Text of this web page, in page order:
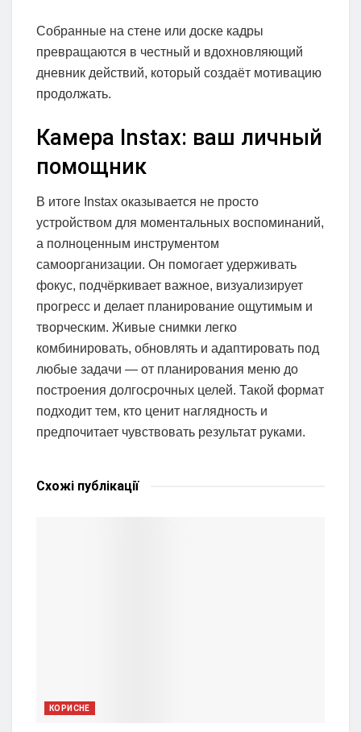
Собранные на стене или доске кадры
превращаются в честный и вдохновляющий
дневник действий, который создаёт мотивацию
продолжать.
Камера Instax: ваш личный
помощник
В итоге Instax оказывается не просто
устройством для моментальных воспоминаний,
а полноценным инструментом
самоорганизации. Он помогает удерживать
фокус, подчёркивает важное, визуализирует
прогресс и делает планирование ощутимым и
творческим. Живые снимки легко
комбинировать, обновлять и адаптировать под
любые задачи — от планирования меню до
построения долгосрочных целей. Такой формат
подходит тем, кто ценит наглядность и
предпочитает чувствовать результат руками.
Схожі публікації
КОРИСНЕ